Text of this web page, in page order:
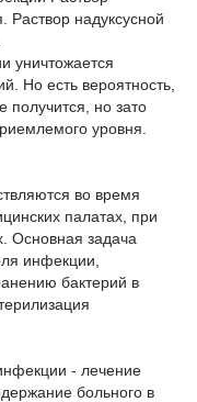
надуксусной
уничтожается
Но есть вероятность,
получится, но зато
уровня.
во время
палатах, при
Основная задача
инфекции,
бактерий в
- лечение
больного в